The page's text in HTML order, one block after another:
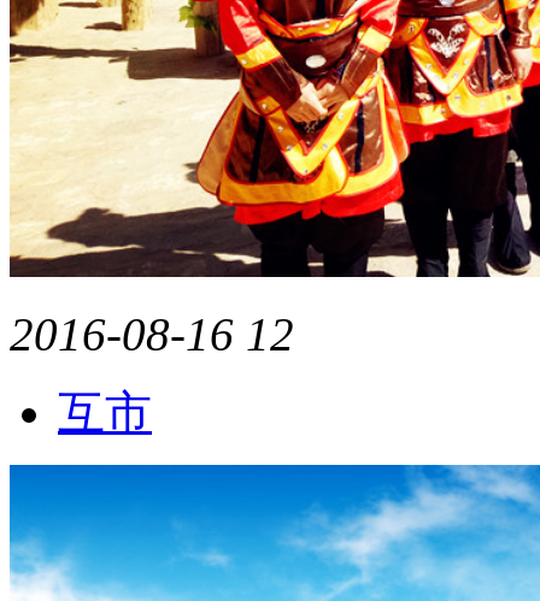
2016-08-16 12
互市